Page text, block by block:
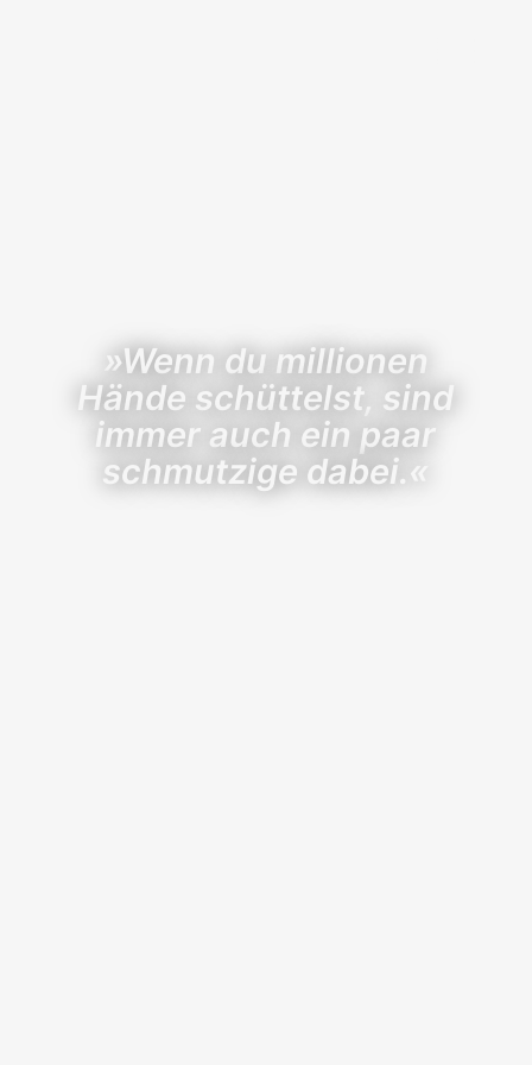
»Wenn du millionen
Hände schüttelst, sind
immer auch ein paar
schmutzige dabei.«